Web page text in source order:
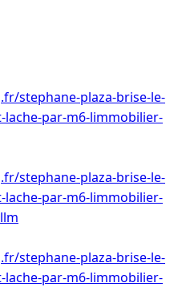
stephane-plaza-brise-le-
lache-par-m6-limmobilier-
stephane-plaza-brise-le-
lache-par-m6-limmobilier-
stephane-plaza-brise-le-
lache-par-m6-limmobilier-